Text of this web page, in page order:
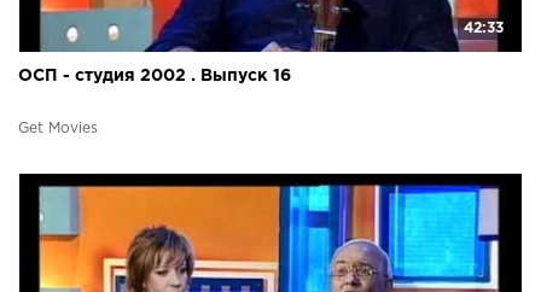
42:33
ОСП - студия 2002 . Выпуск 16
Get Movies